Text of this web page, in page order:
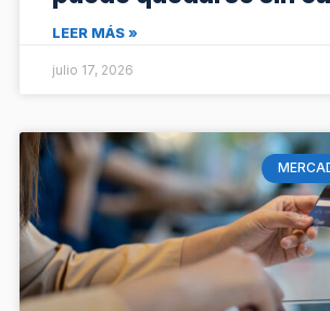
LEER MÁS »
julio 17, 2026